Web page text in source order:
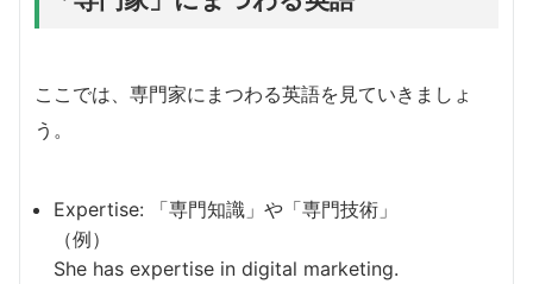
ここでは、専門家にまつわる英語を見ていきましょ
う。
Expertise: 「専門知識」や「専門技術」
（例）
She has expertise in digital marketing.